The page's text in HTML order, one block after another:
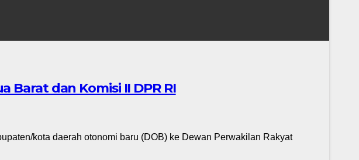
Barat dan Komisi II DPR RI
kota daerah otonomi baru (DOB) ke Dewan Perwakilan Rakyat